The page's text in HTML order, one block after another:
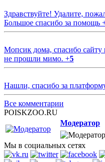
Здравствуйте! Удалите,
Большое спасибо за помощь
Мопсик дома, спасибо
не прошли мимо. +5
Нашли, спасибо за
Все комментарии
POISKZOO.RU
Модератор
Мы в социальных сетях